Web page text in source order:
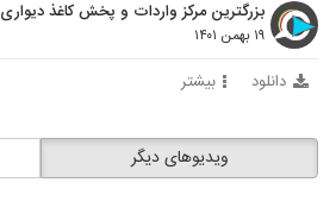
بزرگترین مرکز واردات و پخش کاغذ دیواری
۱۹ بهمن ۱۴۰۱
دانلود بیشتر
ویدیوهای دیگر